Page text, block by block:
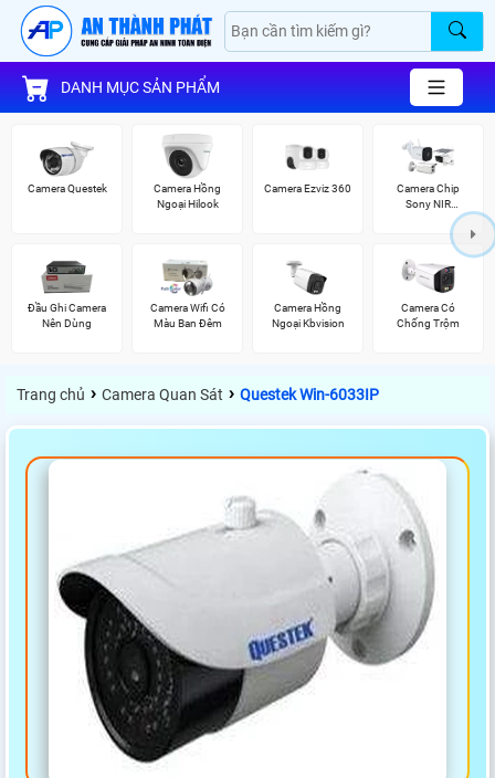
DANH MỤC SẢN PHẨM
Camera Questek
Camera Hồng
Ngoại Hilook
Camera Ezviz 360
Camera Chip
Sony NIR
Đầu Ghi Camera
Nên Dùng
Camera Wifi Có
Màu Ban Đêm
Camera Hồng
Ngoại Kbvision
Camera Có
Chống Trộm
Trang chủ › Camera Quan Sát › Questek Win-6033IP